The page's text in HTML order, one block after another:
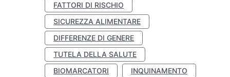
FATTORI DI RISCHIO
SICUREZZA ALIMENTARE
DIFFERENZE DI GENERE
TUTELA DELLA SALUTE
BIOMARCATORI
INQUINAMENTO